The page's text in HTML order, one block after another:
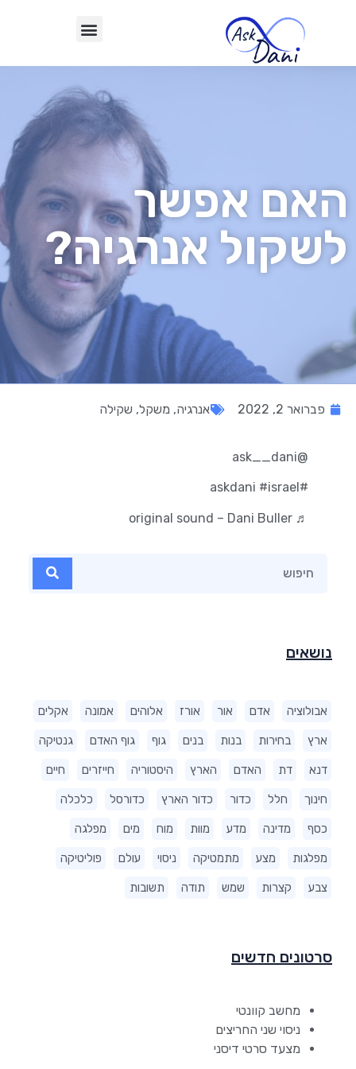
האם אפשר
לשקול אנרגיה?
נושאים
אבולוציה אדם אור אורז אלוהים אמונה אקלים
ארץ בחירות בנות בנים גוף גוף האדם גנטיקה
דנא דת האדם הארץ היסטוריה חייזרים חיים
חינוך חלל כדור כדור הארץ כדורסל כלכלה
כסף מדינה מדע מוות מוח מים מפלגה
מפלגות מצע מתמטיקה ניסוי עולם פוליטיקה
צבע קצרות שמש תודה תשובות
סרטונים חדשים
מחשב קוונטי
ניסוי שני החריצים
מצעד סרטי דיסני
פברואר 2, 2022 אנרגיה, משקל, שקילה
@ask__dani
#askdani
#israel
♬ original sound – Dani Buller